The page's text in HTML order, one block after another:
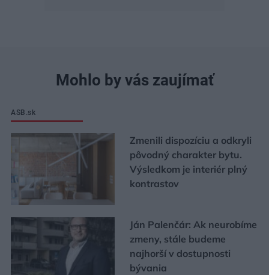
Mohlo by vás zaujímať
ASB.sk
Zmenili dispozíciu a odkryli
pôvodný charakter bytu.
Výsledkom je interiér plný
kontrastov
Ján Palenčár: Ak neurobíme
zmeny, stále budeme
najhorší v dostupnosti
bývania